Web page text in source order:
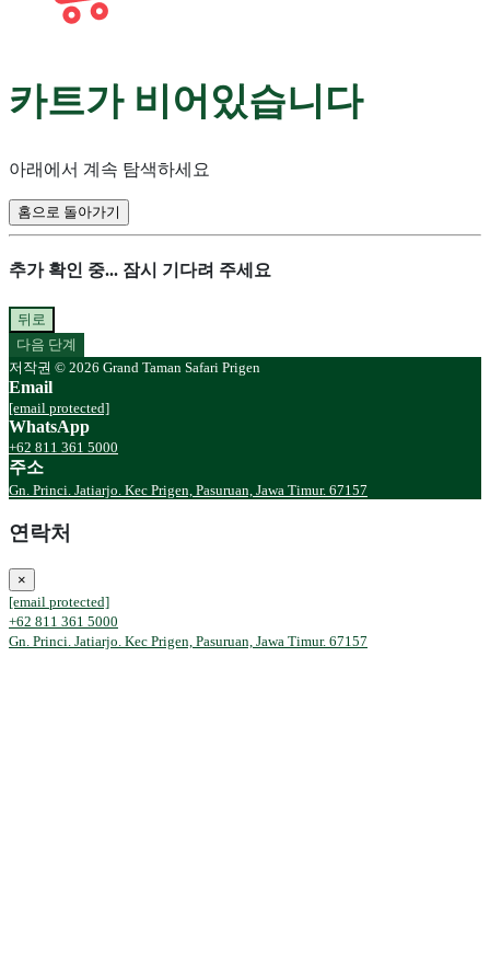
카트가 비어있습니다
아래에서 계속 탐색하세요
홈으로 돌아가기
추가 확인 중... 잠시 기다려 주세요
뒤로
다음 단계
저작권 © 2026 Grand Taman Safari Prigen
Email
[email protected]
WhatsApp
+62 811 361 5000
주소
Gn. Princi. Jatiarjo. Kec Prigen, Pasuruan, Jawa Timur. 67157
연락처
×
[email protected]
+62 811 361 5000
Gn. Princi. Jatiarjo. Kec Prigen, Pasuruan, Jawa Timur. 67157